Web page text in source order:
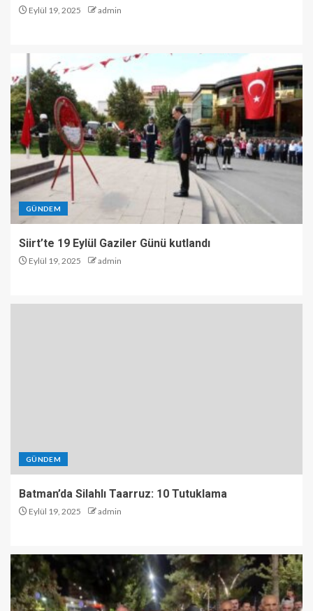
Eylül 19, 2025 admin
GÜNDEM
Siirt’te 19 Eylül Gaziler Günü kutlandı
Eylül 19, 2025 admin
GÜNDEM
Batman’da Silahlı Taarruz: 10 Tutuklama
Eylül 19, 2025 admin